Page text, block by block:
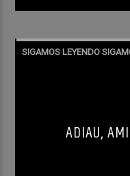
SIGAMOS LEYENDO
ADIAU,